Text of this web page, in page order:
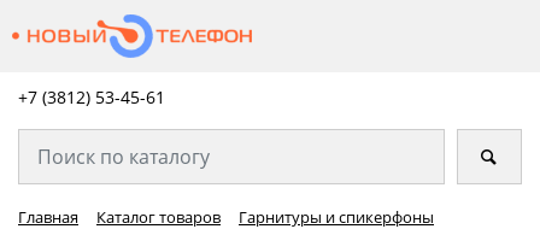
+7 (3812) 53-45-61
Главная Каталог товаров
Гарнитуры и спикерфоны